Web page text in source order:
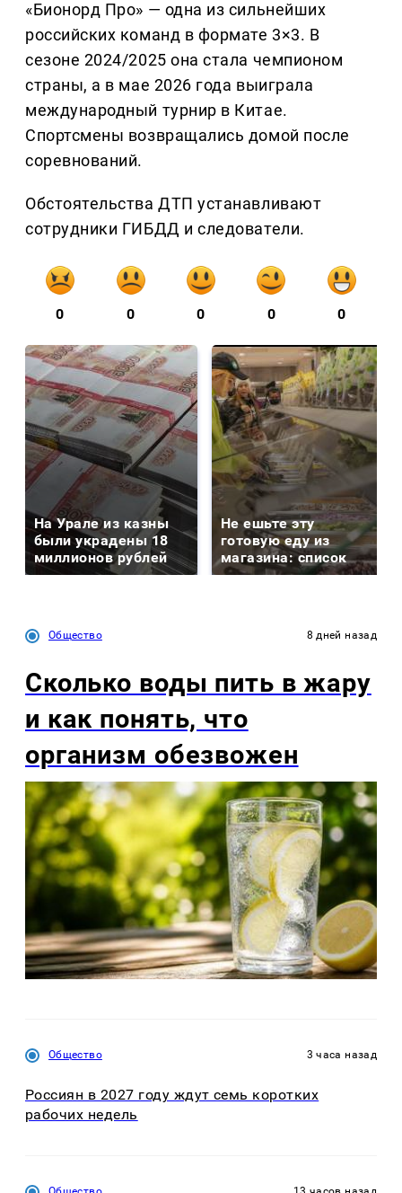
«Бионорд Про» — одна из сильнейших
российских команд в формате 3×3. В
сезоне 2024/2025 она стала чемпионом
страны, а в мае 2026 года выиграла
международный турнир в Китае.
Спортсмены возвращались домой после
соревнований.
Обстоятельства ДТП устанавливают
сотрудники ГИБДД и следователи.
0 0 0 0 0
На Урале из казны
были украдены 18
миллионов рублей
Не ешьте эту
готовую еду из
магазина: список
Общество 8 дней назад
Сколько воды пить в жару
и как понять, что
организм обезвожен
Общество 3 часа назад
Россиян в 2027 году ждут семь коротких
рабочих недель